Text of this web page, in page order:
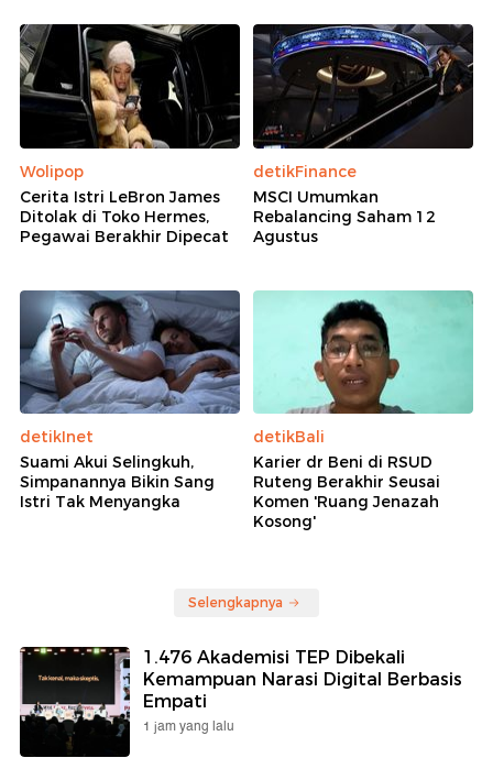
Wolipop
Cerita Istri LeBron James
Ditolak di Toko Hermes,
Pegawai Berakhir Dipecat
detikFinance
MSCI Umumkan
Rebalancing Saham 12
Agustus
detikInet
Suami Akui Selingkuh,
Simpanannya Bikin Sang
Istri Tak Menyangka
detikBali
Karier dr Beni di RSUD
Ruteng Berakhir Seusai
Komen 'Ruang Jenazah
Kosong'
Selengkapnya
1.476 Akademisi TEP Dibekali
Kemampuan Narasi Digital Berbasis
Empati
1 jam yang lalu